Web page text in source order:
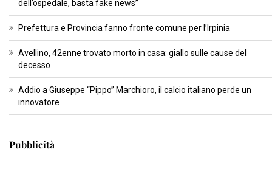
dell’ospedale, basta fake news”
Prefettura e Provincia fanno fronte comune per l’Irpinia
Avellino, 42enne trovato morto in casa: giallo sulle cause del
decesso
Addio a Giuseppe “Pippo” Marchioro, il calcio italiano perde un
innovatore
Pubblicità